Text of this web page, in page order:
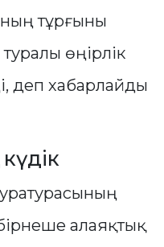
тұрғыны
өңірлік
деп хабарлайды
күдік
алаяқтық